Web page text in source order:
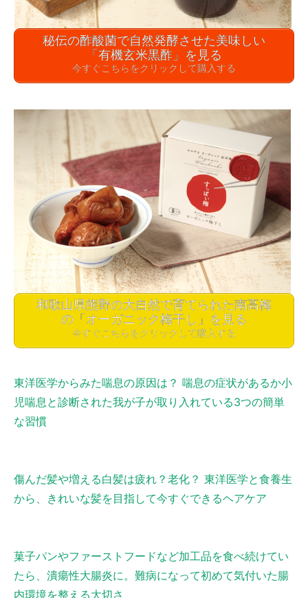
秘伝の酢酸菌で自然発酵させた美味しい
「有機玄米黒酢」を見る
今すぐこちらをクリックして購入する
和歌山県熊野の大自然で育てられた南高梅
の「オーガニック梅干し」を見る
今すぐこちらをクリックして購入する
東洋医学からみた喘息の原因は？ 喘息の症状があるか小
児喘息と診断された我が子が取り入れている3つの簡単
な習慣
傷んだ髪や増える白髪は疲れ？老化？ 東洋医学と食養生
から、きれいな髪を目指して今すぐできるヘアケア
菓子パンやファーストフードなど加工品を食べ続けてい
たら、潰瘍性大腸炎に。難病になって初めて気付いた腸
内環境を整える大切さ